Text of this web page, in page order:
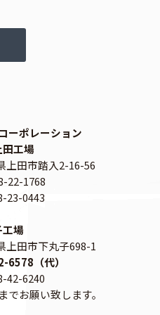
ーポレーション
工場
田市踏入2-16-56
22-1768
23-0443
工場
田市下丸子698-1
6578（代）
42-6240
お願い致します。